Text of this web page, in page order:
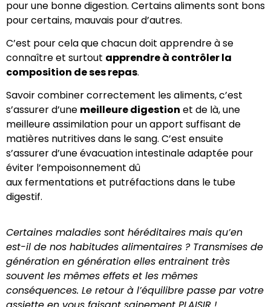
pour une bonne digestion. Certains aliments sont bons
pour certains, mauvais pour d’autres.
C’est pour cela que chacun doit apprendre à se
connaître et surtout apprendre à contrôler la
composition de ses repas.
Savoir combiner correctement les aliments, c’est
s’assurer d’une meilleure digestion et de là, une
meilleure assimilation pour un apport suffisant de
matières nutritives dans le sang. C’est ensuite
s’assurer d’une évacuation intestinale adaptée pour
éviter l’empoisonnement dû
aux fermentations et putréfactions dans le tube
digestif.
Certaines maladies sont héréditaires mais qu’en
est-il de nos habitudes alimentaires ? Transmises de
génération en génération elles entrainent très
souvent les mêmes effets et les mêmes
conséquences. Le retour à l’équilibre passe par votre